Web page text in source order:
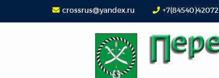
crossrus@yandex.ru +7(84540)42072